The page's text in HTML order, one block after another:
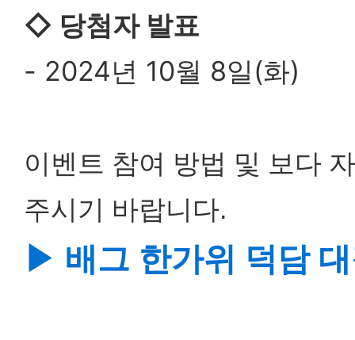
◇ 당첨자 발표
- 2024년 10월 8일(화)
이벤트 참여 방법 및 보다
주시기 바랍니다.
▶ 배그 한가위 덕담